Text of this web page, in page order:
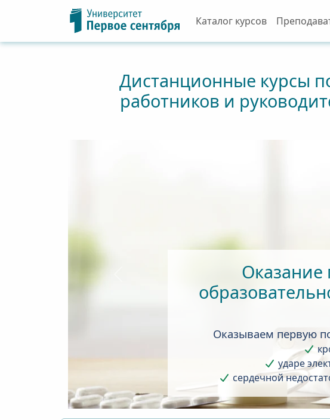
Каталог курсов
Дистанционные курсы
работников и
Оказываем первую
ударе
сердечной